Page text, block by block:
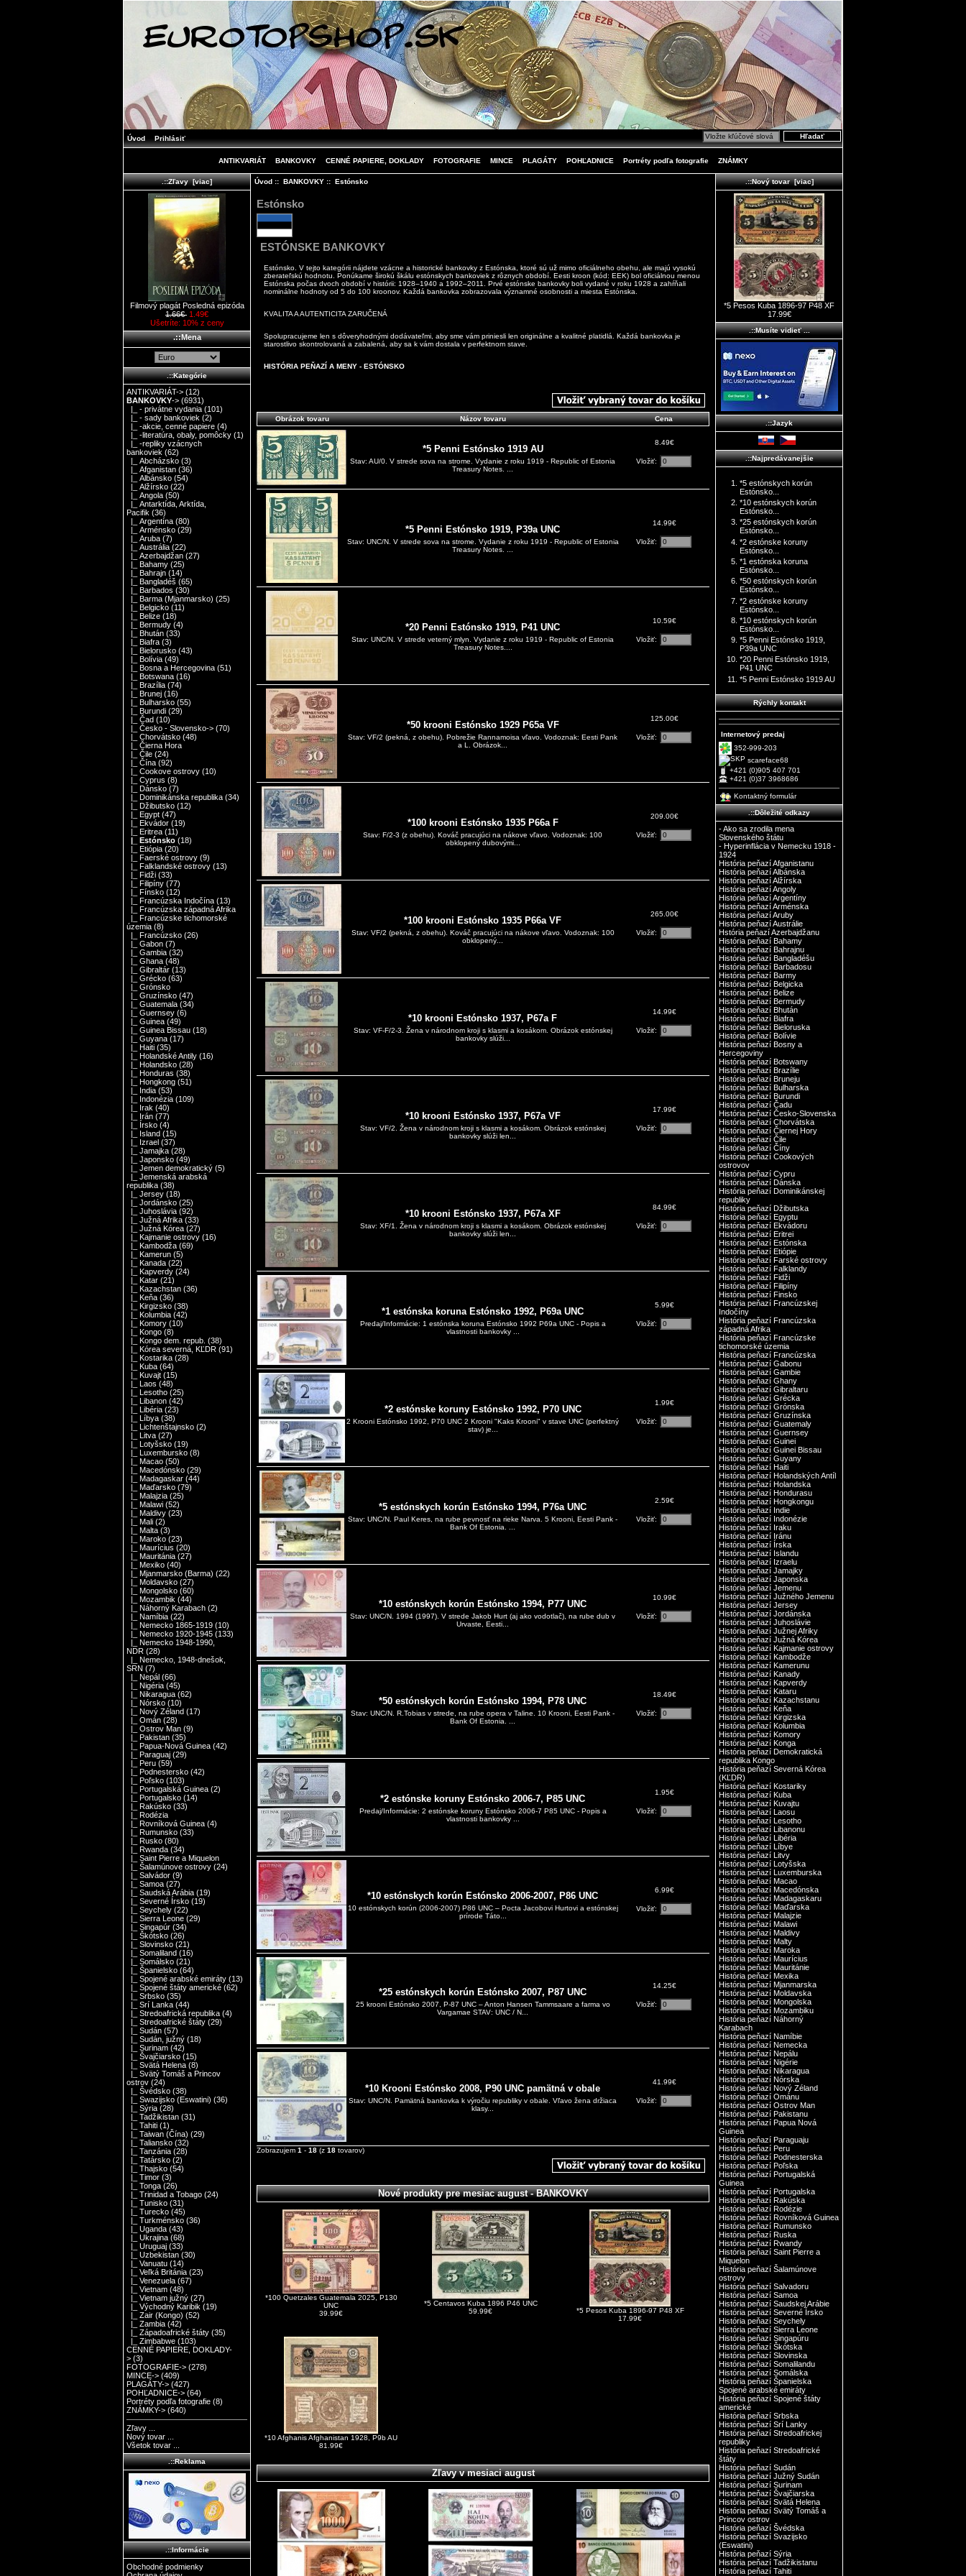
Úvod Prihlásiť
ANTIKVARIÁT BANKOVKY CENNÉ PAPIERE, DOKLADY FOTOGRAFIE MINCE PLAGÁTY POHĽADNICE Portréty podľa fotografie ZNÁMKY
.::Zľavy [viac]
Filmový plagát Posledná epizóda
1.66€ 1.49€
Ušetríte: 10% z ceny
.::Mena
.::Kategórie
ANTIKVARIÁT-> (12)
BANKOVKY-> (6931)
|_ - privátne vydania (101)
|_ - sady bankoviek (2)
|_ -akcie, cenné papiere (4)
|_ -literatúra, obaly, pomôcky (1)
|_ -repliky vzácnych
bankoviek (62)
|_ Abcházsko (3)
|_ Afganistan (36)
|_ Albánsko (54)
|_ Alžírsko (22)
|_ Angola (50)
|_ Antarktída, Arktída,
Pacifik (36)
|_ Argentína (80)
|_ Arménsko (29)
|_ Aruba (7)
|_ Austrália (22)
|_ Azerbajdžan (27)
|_ Bahamy (25)
|_ Bahrajn (14)
|_ Bangladéš (65)
|_ Barbados (30)
|_ Barma (Mjanmarsko) (25)
|_ Belgicko (11)
|_ Belize (18)
|_ Bermudy (4)
|_ Bhután (33)
|_ Biafra (3)
|_ Bielorusko (43)
|_ Bolívia (49)
|_ Bosna a Hercegovina (51)
|_ Botswana (16)
|_ Brazília (74)
|_ Brunej (16)
|_ Bulharsko (55)
|_ Burundi (29)
|_ Čad (10)
|_ Česko - Slovensko-> (70)
|_ Chorvátsko (48)
|_ Čierna Hora
|_ Čile (24)
|_ Čína (92)
|_ Cookove ostrovy (10)
|_ Cyprus (8)
|_ Dánsko (7)
|_ Dominikánska republika (34)
|_ Džibutsko (12)
|_ Egypt (47)
|_ Ekvádor (19)
|_ Eritrea (11)
|_ Estónsko (18)
|_ Etiópia (20)
|_ Faerské ostrovy (9)
|_ Falklandské ostrovy (13)
|_ Fidži (33)
|_ Filipíny (77)
|_ Fínsko (12)
|_ Francúzska Indočína (13)
|_ Francúzska západná Afrika
|_ Francúzske tichomorské
územia (8)
|_ Francúzsko (26)
|_ Gabon (7)
|_ Gambia (32)
|_ Ghana (48)
|_ Gibraltár (13)
|_ Grécko (63)
|_ Grónsko
|_ Gruzínsko (47)
|_ Guatemala (34)
|_ Guernsey (6)
|_ Guinea (49)
|_ Guinea Bissau (18)
|_ Guyana (17)
|_ Haiti (35)
|_ Holandské Antily (16)
|_ Holandsko (28)
|_ Honduras (38)
|_ Hongkong (51)
|_ India (53)
|_ Indonézia (109)
|_ Irak (40)
|_ Irán (77)
|_ Írsko (4)
|_ Island (15)
|_ Izrael (37)
|_ Jamajka (28)
|_ Japonsko (49)
|_ Jemen demokratický (5)
|_ Jemenská arabská
republika (38)
|_ Jersey (18)
|_ Jordánsko (25)
|_ Juhoslávia (92)
|_ Južná Afrika (33)
|_ Južná Kórea (27)
|_ Kajmanie ostrovy (16)
|_ Kambodža (69)
|_ Kamerun (5)
|_ Kanada (22)
|_ Kapverdy (24)
|_ Katar (21)
|_ Kazachstan (36)
|_ Keňa (36)
|_ Kirgizsko (38)
|_ Kolumbia (42)
|_ Komory (10)
|_ Kongo (8)
|_ Kongo dem. repub. (38)
|_ Kórea severná, KĽDR (91)
|_ Kostarika (28)
|_ Kuba (64)
|_ Kuvajt (15)
|_ Laos (48)
|_ Lesotho (25)
|_ Libanon (42)
|_ Libéria (23)
|_ Líbya (38)
|_ Lichtenštajnsko (2)
|_ Litva (27)
|_ Lotyšsko (19)
|_ Luxembursko (8)
|_ Macao (50)
|_ Macedónsko (29)
|_ Madagaskar (44)
|_ Maďarsko (79)
|_ Malajzia (25)
|_ Malawi (52)
|_ Maldivy (23)
|_ Mali (2)
|_ Malta (3)
|_ Maroko (23)
|_ Maurícius (20)
|_ Mauritánia (27)
|_ Mexiko (40)
|_ Mjanmarsko (Barma) (22)
|_ Moldavsko (27)
|_ Mongolsko (60)
|_ Mozambik (44)
|_ Náhorný Karabach (2)
|_ Namíbia (22)
|_ Nemecko 1865-1919 (10)
|_ Nemecko 1920-1945 (133)
|_ Nemecko 1948-1990,
NDR (28)
|_ Nemecko, 1948-dnešok,
SRN (7)
|_ Nepál (66)
|_ Nigéria (45)
|_ Nikaragua (62)
|_ Nórsko (10)
|_ Nový Zéland (17)
|_ Omán (28)
|_ Ostrov Man (9)
|_ Pakistan (35)
|_ Papua-Nová Guinea (42)
|_ Paraguaj (29)
|_ Peru (59)
|_ Podnestersko (42)
|_ Poľsko (103)
|_ Portugalská Guinea (2)
|_ Portugalsko (14)
|_ Rakúsko (33)
|_ Rodézia
|_ Rovníková Guinea (4)
|_ Rumunsko (33)
|_ Rusko (80)
|_ Rwanda (34)
|_ Saint Pierre a Miquelon
|_ Šalamúnove ostrovy (24)
|_ Salvádor (9)
|_ Samoa (27)
|_ Saudská Arábia (19)
|_ Severné Írsko (19)
|_ Seychely (22)
|_ Sierra Leone (29)
|_ Singapúr (34)
|_ Škótsko (26)
|_ Slovinsko (21)
|_ Somaliland (16)
|_ Somálsko (21)
|_ Španielsko (64)
|_ Spojené arabské emiráty (13)
|_ Spojené štáty americké (62)
|_ Srbsko (35)
|_ Srí Lanka (44)
|_ Stredoafrická republika (4)
|_ Stredoafrické štáty (29)
|_ Sudán (57)
|_ Sudán, južný (18)
|_ Surinam (42)
|_ Švajčiarsko (15)
|_ Svätá Helena (8)
|_ Svätý Tomáš a Princov
ostrov (24)
|_ Švédsko (38)
|_ Swazijsko (Eswatini) (36)
|_ Sýria (28)
|_ Tadžikistan (31)
|_ Tahiti (1)
|_ Taiwan (Čína) (29)
|_ Taliansko (32)
|_ Tanzánia (28)
|_ Tatársko (2)
|_ Thajsko (54)
|_ Timor (3)
|_ Tonga (26)
|_ Trinidad a Tobago (24)
|_ Tunisko (31)
|_ Turecko (45)
|_ Turkménsko (36)
|_ Uganda (43)
|_ Ukrajina (68)
|_ Uruguaj (33)
|_ Uzbekistan (30)
|_ Vanuatu (14)
|_ Veľká Británia (23)
|_ Venezuela (67)
|_ Vietnam (48)
|_ Vietnam južný (27)
|_ Východný Karibik (19)
|_ Zair (Kongo) (52)
|_ Zambia (42)
|_ Západoafrické štáty (35)
|_ Zimbabwe (103)
CENNÉ PAPIERE, DOKLADY-
> (3)
FOTOGRAFIE-> (278)
MINCE-> (409)
PLAGÁTY-> (427)
POHĽADNICE-> (64)
Portréty podľa fotografie (8)
ZNÁMKY-> (640)
Zľavy ...
Nový tovar ...
Všetok tovar ...
.::Reklama
.::Informácie
Obchodné podmienky
Úvod:: BANKOVKY:: Estónsko
Estónsko
ESTÓNSKE BANKOVKY
Estónsko . V tejto kategórii nájdete vzácne a historické bankovky z Estónska, ktoré sú už mimo oficiálneho obehu, ale majú vysokú
zberateľskú hodnotu. Ponúkame širokú škálu estónskych bankoviek z rôznych období. Eesti kroon (kód: EEK) bol oficiálnou menou
Estónska počas dvoch období v histórii: 1928–1940 a 1992–2011. Prvé estónske bankovky boli vydané v roku 1928 a zahŕňali
nominálne hodnoty od 5 do 100 kroonov. Každá bankovka zobrazovala významné osobnosti a miesta Estónska.
KVALITA A AUTENTICITA ZARUČENÁ
Spolupracujeme len s dôveryhodnými dodávateľmi, aby sme vám priniesli len originálne a kvalitné platidlá. Každá bankovka je
starostlivo skontrolovaná a zabalená, aby sa k vám dostala v perfektnom stave.
HISTÓRIA PEŇAZÍ A MENY - ESTÓNSKO
Obrázok tovaru Názov tovaru Cena
*5 Penni Estónsko 1919 AU
Stav: AU/0. V strede sova na strome. Vydanie z roku 1919 - Republic of Estonia
Treasury Notes. ...
8.49€
Vložiť:
*5 Penni Estónsko 1919, P39a UNC
Stav: UNC/N. V strede sova na strome. Vydanie z roku 1919 - Republic of Estonia
Treasury Notes. ...
14.99€
Vložiť:
*20 Penni Estónsko 1919, P41 UNC
Stav: UNC/N. V strede veterný mlyn. Vydanie z roku 1919 - Republic of Estonia
Treasury Notes....
10.59€
Vložiť:
*50 krooni Estónsko 1929 P65a VF
Stav: VF/2 (pekná, z obehu). Pobrežie Rannamoisa vľavo. Vodoznak: Eesti Pank
a L. Obrázok...
125.00€
Vložiť:
*100 krooni Estónsko 1935 P66a F
Stav: F/2-3 (z obehu). Kováč pracujúci na nákove vľavo. Vodoznak: 100
obklopený dubovými...
209.00€
Vložiť:
*100 krooni Estónsko 1935 P66a VF
Stav: VF/2 (pekná, z obehu). Kováč pracujúci na nákove vľavo. Vodoznak: 100
obklopený...
265.00€
Vložiť:
*10 krooni Estónsko 1937, P67a F
Stav: VF-F/2-3. Žena v národnom kroji s klasmi a kosákom. Obrázok estónskej
bankovky slúži...
14.99€
Vložiť:
*10 krooni Estónsko 1937, P67a VF
Stav: VF/2. Žena v národnom kroji s klasmi a kosákom. Obrázok estónskej
bankovky slúži len...
17.99€
Vložiť:
*10 krooni Estónsko 1937, P67a XF
Stav: XF/1. Žena v národnom kroji s klasmi a kosákom. Obrázok estónskej
bankovky slúži len...
84.99€
Vložiť:
*1 estónska koruna Estónsko 1992, P69a UNC
Predaj/Informácie: 1 estónska koruna Estónsko 1992 P69a UNC - Popis a
vlastnosti bankovky ...
5.99€
Vložiť:
*2 estónske koruny Estónsko 1992, P70 UNC
2 Krooni Estónsko 1992, P70 UNC 2 Krooni "Kaks Krooni" v stave UNC (perfektný
stav) je...
1.99€
Vložiť:
*5 estónskych korún Estónsko 1994, P76a UNC
Stav: UNC/N. Paul Keres, na rube pevnosť na rieke Narva. 5 Krooni, Eesti Pank -
Bank Of Estonia. ...
2.59€
Vložiť:
*10 estónskych korún Estónsko 1994, P77 UNC
Stav: UNC/N. 1994 (1997). V strede Jakob Hurt (aj ako vodotlač), na rube dub v
Urvaste, Eesti...
10.99€
Vložiť:
*50 estónskych korún Estónsko 1994, P78 UNC
Stav: UNC/N. R.Tobias v strede, na rube opera v Taline. 10 Krooni, Eesti Pank -
Bank Of Estonia. ...
18.49€
Vložiť:
*2 estónske koruny Estónsko 2006-7, P85 UNC
Predaj/Informácie: 2 estónske koruny Estónsko 2006-7 P85 UNC - Popis a
vlastnosti bankovky ...
1.95€
Vložiť:
*10 estónskych korún Estónsko 2006-2007, P86 UNC
10 estónskych korún (2006-2007) P86 UNC – Pocta Jacobovi Hurtovi a estónskej
prírode Táto...
6.99€
Vložiť:
*25 estónskych korún Estónsko 2007, P87 UNC
25 krooni Estónsko 2007, P‑87 UNC – Anton Hansen Tammsaare a farma vo
Vargamae STAV: UNC / N...
14.25€
Vložiť:
*10 Krooni Estónsko 2008, P90 UNC pamätná v obale
Stav: UNC/N. Pamätná bankovka k výročiu republiky v obale. Vľavo žena držiaca
klasy...
41.99€
Vložiť:
Zobrazujem 1 - 18 (z 18 tovarov)
Nové produkty pre mesiac august - BANKOVKY
*100 Quetzales Guatemala 2025, P130
UNC
39.99€
*5 Centavos Kuba 1896 P46 UNC
59.99€
*5 Pesos Kuba 1896-97 P48 XF
17.99€
*10 Afghanis Afghanistan 1928, P9b AU
81.99€
Zľavy v mesiaci august
.::Nový tovar [viac]
*5 Pesos Kuba 1896-97 P48 XF
17.99€
.::Musíte vidieť ...
.::Jazyk
.::Najpredávanejšie
*5 estónskych korún
Estónsko...
*10 estónskych korún
Estónsko...
*25 estónskych korún
Estónsko...
*2 estónske koruny
Estónsko...
*1 estónska koruna
Estónsko...
*50 estónskych korún
Estónsko...
*2 estónske koruny
Estónsko...
*10 estónskych korún
Estónsko...
*5 Penni Estónsko 1919,
P39a UNC
*20 Penni Estónsko 1919,
P41 UNC
*5 Penni Estónsko 1919 AU
Rýchly kontakt
Internetový predaj
352-999-203
scareface68
+421 (0)905 407 701
+421 (0)37 3968686
Kontaktný formulár
.::Dôležité odkazy
- Ako sa zrodila mena
Slovenského štátu
- Hyperinflácia v Nemecku 1918 -
1924
História peňazí Afganistanu
História peňazí Albánska
História peňazí Alžírska
História peňazí Angoly
História peňazí Argentíny
História peňazí Arménska
História peňazí Aruby
História peňazí Austrálie
Hstória peňazí Azerbajdžanu
História peňazí Bahamy
História peňazí Bahrajnu
História peňazí Bangladéšu
História peňazí Barbadosu
História peňazí Barmy
História peňazí Belgicka
História peňazí Belize
História peňazí Bermudy
História peňazí Bhután
História peňazí Biafra
História peňazí Bieloruska
História peňazí Bolívie
História peňazí Bosny a
Hercegoviny
História peňazí Botswany
História peňazí Brazílie
História peňazí Bruneju
História peňazí Bulharska
História peňazí Burundi
História peňazí Čadu
História peňazí Česko-Slovenska
História peňazí Chorvátska
História peňazí Čiernej Hory
História peňazí Čile
História peňazí Číny
História peňazí Cookových
ostrovov
História peňazí Cypru
História peňazí Dánska
História peňazí Dominikánskej
republiky
História peňazí Džibutska
História peňazí Egyptu
História peňazí Ekvádoru
História peňazí Eritrei
História peňazí Estónska
História peňazí Etiópie
História peňazí Farské ostrovy
História peňazí Falklandy
História peňazí Fidži
História peňazí Filipíny
História peňazí Finsko
História peňazí Francúzskej
Indočíny
História peňazí Francúzska
západná Afrika
História peňazí Francúzske
tichomorské územia
História peňazí Francúzska
História peňazí Gabonu
História peňazí Gambie
História peňazí Ghany
História peňazí Gibraltaru
História peňazí Grécka
História peňazí Grónska
História peňazí Gruzínska
História peňazí Guatemaly
História peňazí Guernsey
História peňazí Guinei
História peňazí Guinei Bissau
História peňazí Guyany
História peňazí Haiti
História peňazí Holandských Antíl
História peňazí Holandska
História peňazí Hondurasu
História peňazí Hongkongu
História peňazí Indie
História peňazí Indonézie
História peňazí Iraku
História peňazí Iránu
História peňazí Írska
História peňazí Islandu
História peňazí Izraelu
História peňazí Jamajky
História peňazí Japonska
História peňazí Jemenu
História peňazí Južného Jemenu
História peňazí Jersey
História peňazí Jordánska
História peňazí Juhoslávie
História peňazí Južnej Afriky
História peňazí Južná Kórea
História peňazí Kajmanie ostrovy
História peňazí Kambodže
História peňazí Kamerunu
História peňazí Kanady
História peňazí Kapverdy
História peňazí Kataru
História peňazí Kazachstanu
História peňazí Keňa
História peňazí Kirgizska
História peňazí Kolumbia
História peňazí Komory
História peňazí Konga
História peňazí Demokratická
republika Kongo
História peňazí Severná Kórea
(KĽDR)
História peňazí Kostariky
História peňazí Kuba
História peňazí Kuvajtu
História peňazí Laosu
História peňazí Lesotho
História peňazí Libanonu
História peňazí Libéria
História peňazí Líbye
História peňazí Litvy
História peňazí Lotyšska
História peňazí Luxemburska
História peňazí Macao
História peňazí Macedónska
História peňazí Madagaskaru
História peňazí Maďarska
História peňazí Malajzie
História peňazí Malawi
História peňazí Maldivy
História peňazí Malty
História peňazí Maroka
História peňazí Maurícius
História peňazí Mauritánie
História peňazí Mexika
História peňazí Mjanmarska
História peňazí Moldavska
História peňazí Mongolska
História peňazí Mozambiku
História peňazí Náhorný
Karabach
História peňazí Namíbie
História peňazí Nemecka
História peňazí Nepálu
História peňazí Nigérie
História peňazí Nikaragua
História peňazí Nórska
História peňazí Nový Zéland
História peňazí Ománu
História peňazí Ostrov Man
História peňazí Pakistanu
História peňazí Papua Nová
Guinea
História peňazí Paraguaju
História peňazí Peru
História peňazí Podnesterska
História peňazí Poľska
História peňazí Portugalská
Guinea
História peňazí Portugalska
História peňazí Rakúska
História peňazí Rodézie
História peňazí Rovníková Guinea
História peňazí Rumunsko
História peňazí Ruska
História peňazí Rwandy
História peňazí Saint Pierre a
Miquelon
História peňazí Šalamúnove
ostrovy
História peňazí Salvadoru
História peňazí Samoa
História peňazí Saudskej Arábie
História peňazí Severné Írsko
História peňazí Seychely
História peňazí Sierra Leone
História peňazí Singapúru
História peňazí Škótska
História peňazí Slovinska
História peňazí Somalilandu
História peňazí Somálska
História peňazí Španielska
Spojené arabské emiráty
História peňazí Spojené štáty
americké
História peňazí Srbska
História peňazí Srí Lanky
História peňazí Stredoafrickej
republiky
História peňazí Stredoafrické
štáty
História peňazí Sudán
História peňazí Južný Sudán
História peňazí Surinam
História peňazí Švajčiarska
História peňazí Svätá Helena
História peňazí Svätý Tomáš a
Princov ostrov
História peňazí Švédska
História peňazí Svazijsko
(Eswatini)
História peňazí Sýria
História peňazí Tadžikistanu
História peňazí Tahiti